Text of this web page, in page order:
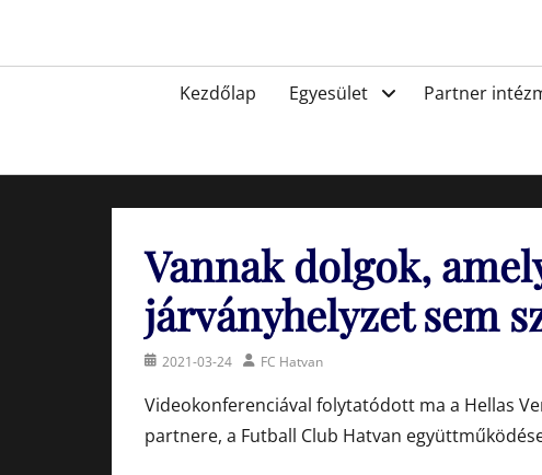
PrimaryKezdőlap Egyesület Partner
Vannak dolgok,
járványhelyzet sem
Posted2021-03-24 AuthorFC Hatvan
Videokonferenciával folytatódott ma a Hellas
partnere, a Futball Club Hatvan